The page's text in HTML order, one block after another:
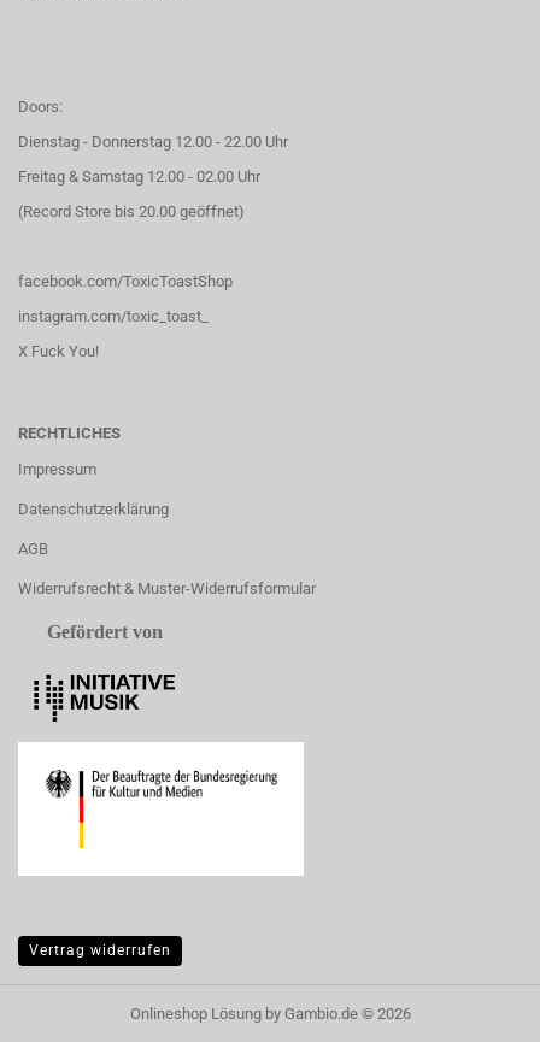
Doors:
Dienstag - Donnerstag 12.00 - 22.00 Uhr
Freitag & Samstag 12.00 - 02.00 Uhr
(Record Store bis 20.00 geöffnet)
facebook.com/ToxicToastShop
instagram.com/toxic_toast_
X Fuck You!
RECHTLICHES
Impressum
Datenschutzerklärung
AGB
Widerrufsrecht & Muster-Widerrufsformular
Gefördert von
Vertrag widerrufen
Onlineshop Lösungby Gambio.de © 2026